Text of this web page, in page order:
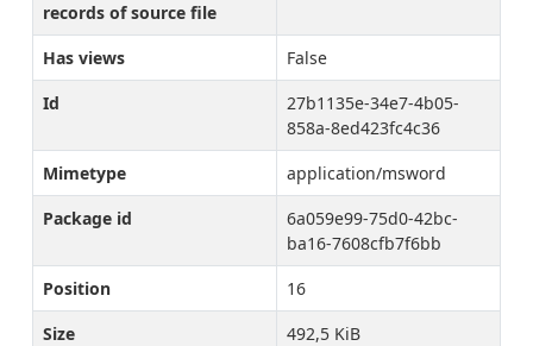
records of source file
Has views
False
Id
27b1135e-34e7-4b05-
858a-8ed423fc4c36
Mimetype
application/msword
Package id
6a059e99-75d0-42bc-
ba16-7608cfb7f6bb
Position
16
Size
492,5 KiB